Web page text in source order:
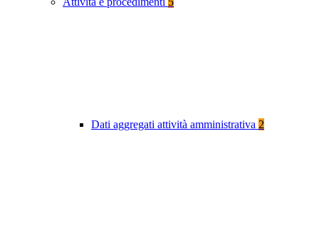
Dati aggregati attività amministrativa 2